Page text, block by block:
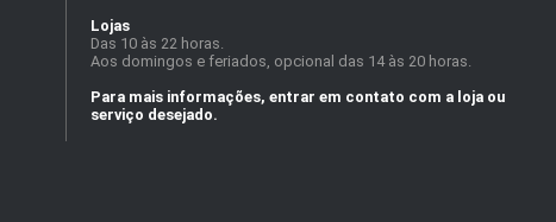
Lojas
Das 10 às 22 horas.
Aos domingos e feriados, opcional das 14 às 20 horas.
Para mais informações, entrar em contato com a loja ou
serviço desejado.